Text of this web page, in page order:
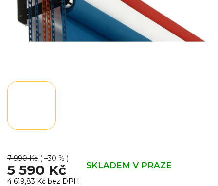
7 990 Kč ( –30 % )
5 590 Kč SKLADEM V PRAZE
4 619,83 Kč bez DPH